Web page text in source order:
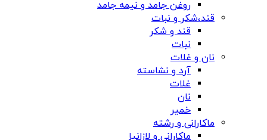
روغن جامد و نیمه جامد
قند،شکر و نبات
قند و شکر
نبات
نان و غلات
آرد و نشاسته
غلات
نان
خمیر
ماکارانی و رشته
ماکارانی و لازانیا